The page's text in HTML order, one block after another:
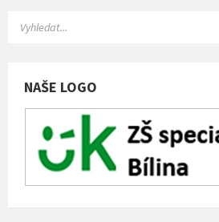
o
:
NAŠE LOGO